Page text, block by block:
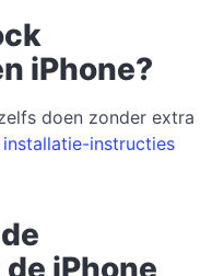
iPhone?
doen zonder extra
installatie-instructies
iPhone